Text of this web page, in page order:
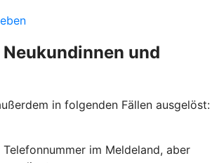
und
in folgenden Fällen ausgelöst:
Telefonnummer im Meldeland, aber